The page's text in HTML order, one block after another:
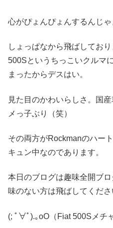
心がぴょんぴょんするんじゃ
しょっぱなから飛ばしてお
500Sというちっこいクルマ
まったからデスはい。
見た目のかわいらしさ。国
メっ子ぶり（笑）
その両方がRockmanのハー
キュン中なのであります。
本日のブログは趣味全開ブ
味のない方は飛ばしてくださ
(; ﾟ∀ﾟ).｡oO（Fiat 500Sメチ